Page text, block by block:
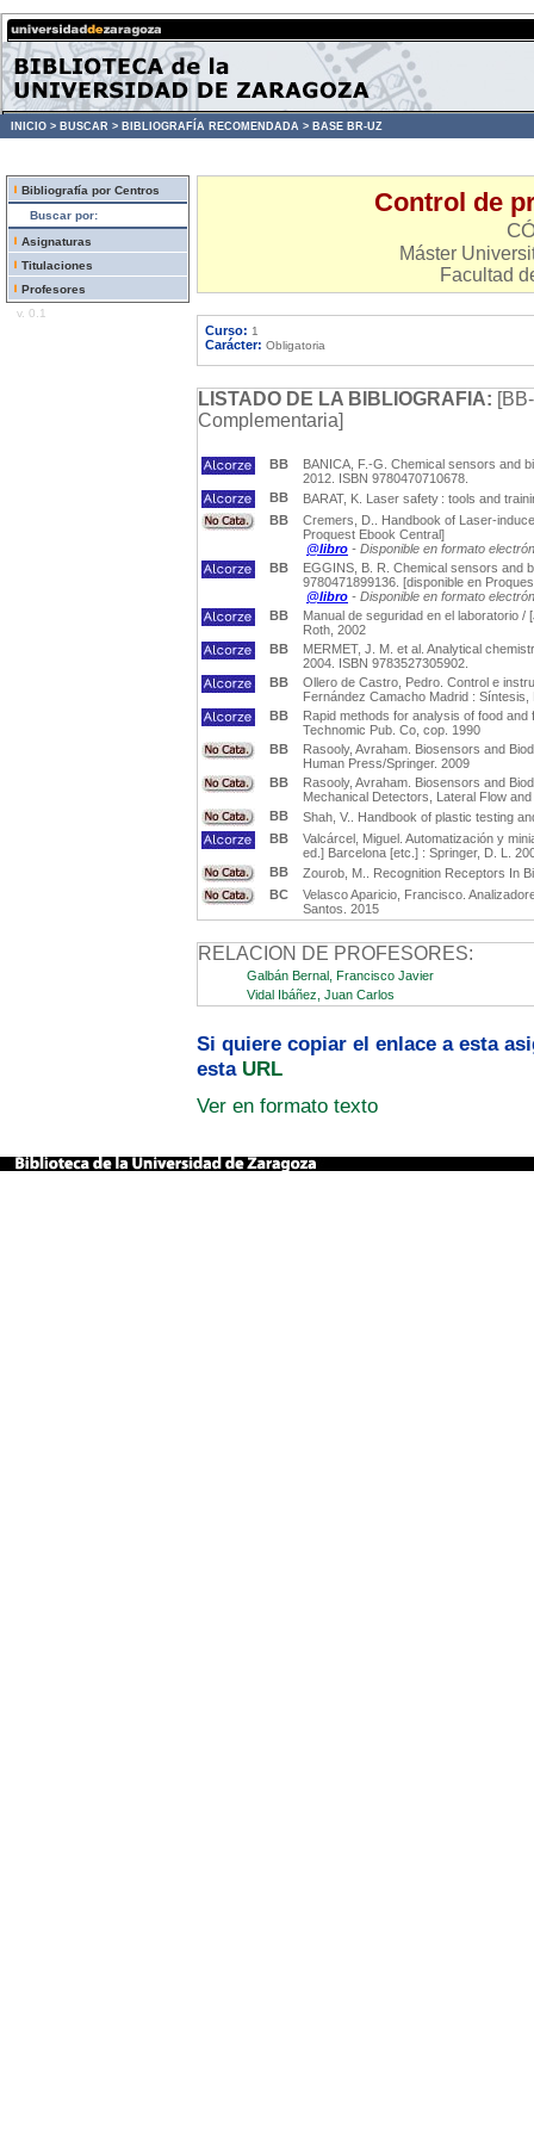
INICIO > BUSCAR > BIBLIOGRAFÍA RECOMENDADA > BASE BR-UZ
Bibliografía por Centros
Buscar por:
Asignaturas
Titulaciones
Profesores
v. 0.1
Control de
Máster
Facultad
Curso: 1
Carácter: Obligatoria
LISTADO DE LA BIBLIOGRAFIA:
Complementaria]
BB
BANICA, F.-G. Chemical sensors and
2012. ISBN 9780470710678.
BB
BARAT, K. Laser safety : tools and
BB
Cremers, D.. Handbook of Laser-
Proquest Ebook Central]
@libro - Disponible en formato
BB
EGGINS, B. R. Chemical sensors and
9780471899136. [disponible en
@libro - Disponible en formato
BB
Manual de seguridad en el laboratorio
Roth, 2002
BB
MERMET, J. M. et al. Analytical
2004. ISBN 9783527305902.
BB
Ollero de Castro, Pedro. Control e
Fernández Camacho Madrid : Síntesis,
BB
Rapid methods for analysis of food
Technomic Pub. Co, cop. 1990
BB
Rasooly, Avraham. Biosensors and
Human Press/Springer. 2009
BB
Rasooly, Avraham. Biosensors and
Mechanical Detectors, Lateral Flow
BB
Shah, V.. Handbook of plastic testing
BB
Valcárcel, Miguel. Automatización y
ed.] Barcelona [etc.] : Springer, D. L.
BB
Zourob, M.. Recognition Receptors In
BC
Velasco Aparicio, Francisco.
Santos. 2015
RELACION DE PROFESORES:
Galbán Bernal, Francisco Javier
Vidal Ibáñez, Juan Carlos
Si quiere copiar el enlace a esta
esta URL
Ver en formato texto